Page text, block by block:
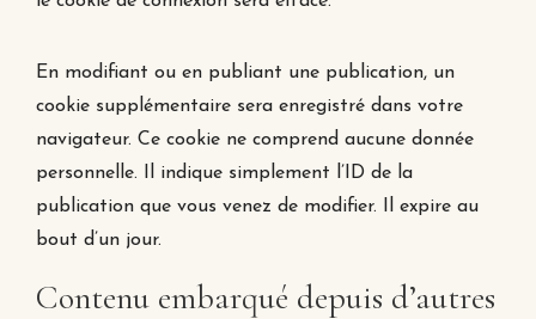
En modifiant ou en publiant une publication, un
cookie supplémentaire sera enregistré dans votre
navigateur. Ce cookie ne comprend aucune donnée
personnelle. Il indique simplement l’ID de la
publication que vous venez de modifier. Il expire au
bout d’un jour.
Contenu embarqué depuis d’autres